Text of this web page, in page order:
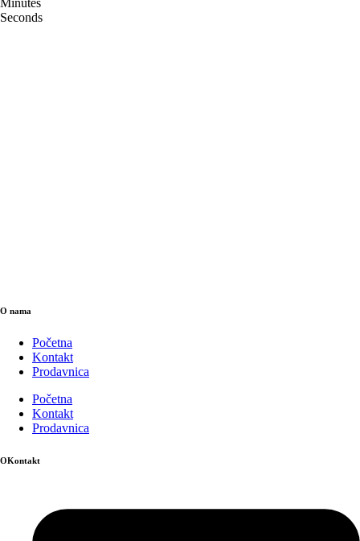
Seconds
O nama
Početna
Kontakt
Prodavnica
Početna
Kontakt
Prodavnica
OKontakt